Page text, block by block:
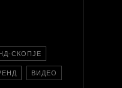
СКОПЈЕ
ВИДЕО